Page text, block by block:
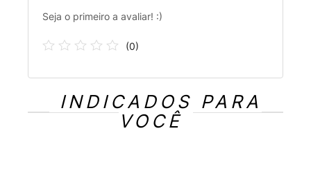
Seja o primeiro a avaliar! :)
(0)
INDICADOS PARA
VOCÊ